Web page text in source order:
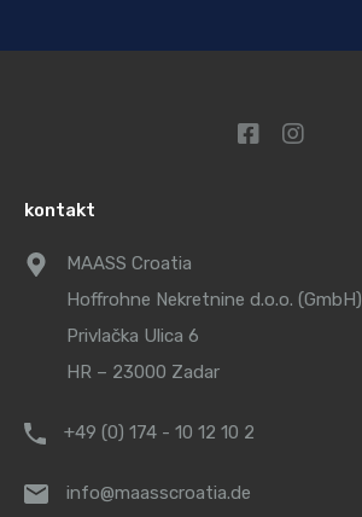
kontakt
MAASS Croatia
Hoffrohne Nekretnine d.o.o. (GmbH)
Privlačka Ulica 6
HR – 23000 Zadar
+49 (0) 174 - 10 12 10 2
info@maasscroatia.de